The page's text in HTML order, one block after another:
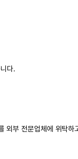
다.
외부 전문업체에 위탁하